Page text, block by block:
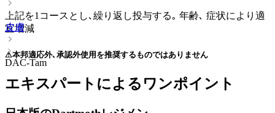
皮膚
DAC-Tam
上記を1コースとし､繰り返し投与する｡ 年齢､ 症状により適
宜増減
⚠本邦適応外､承認外使用を推奨するものではありません
エキスパートによるワンポイント